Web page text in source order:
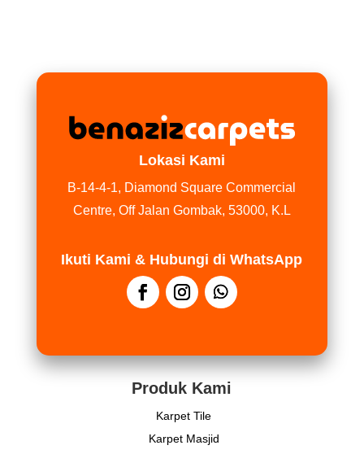
Lokasi Kami
B-14-4-1, Diamond Square Commercial
Centre, Off Jalan Gombak, 53000, K.L
Ikuti Kami & Hubungi di WhatsApp
Produk Kami
Karpet Tile
Karpet Masjid